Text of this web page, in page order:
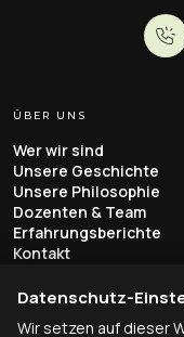
Datenschutz-
Wir setzen auf dieser
ÜBER UNS
Wer wir sind
Unsere Geschichte
Unsere Philosophie
Dozenten & Team
Erfahrungsberichte
Kontakt
Tierheilpraktiker